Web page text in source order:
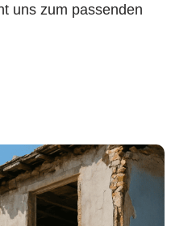
uns zum passenden